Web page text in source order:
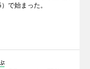
で始まった。